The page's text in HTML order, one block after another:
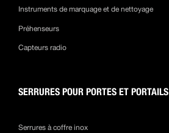
Instruments de marquage et de nettoyage
Préhenseurs
Capteurs radio
SERRURES POUR PORTES ET PORTAILS
Serrures à coffre inox